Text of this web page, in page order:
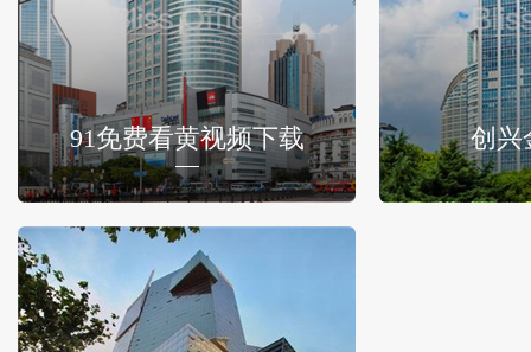
91免费看黄视频下载 创兴